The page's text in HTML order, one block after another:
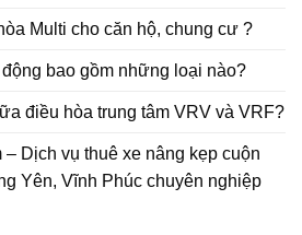
Multi cho căn hộ, chung cư ?
bao gồm những loại nào?
điều hòa trung tâm VRV và VRF?
Dịch vụ thuê xe nâng kẹp cuộn
Yên, Vĩnh Phúc chuyên nghiệp